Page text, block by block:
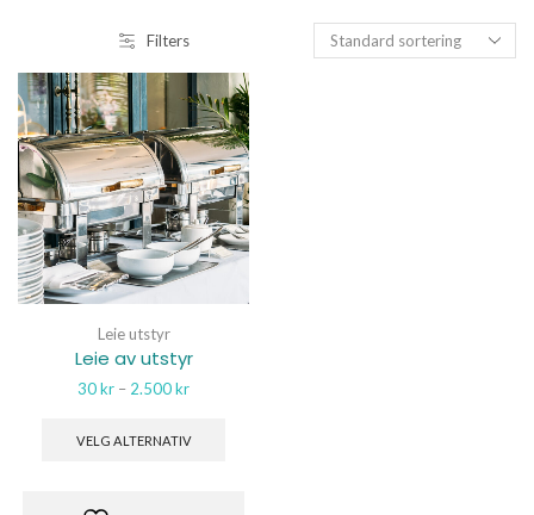
Filters
Leie utstyr
Leie av utstyr
30kr – 2.500krPrisområde:
til
VELG ALTERNATIV